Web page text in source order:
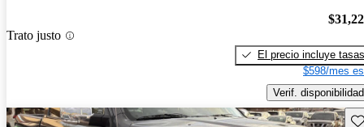
Trato justo
El precio incluye tasas
$598/mes
Verif. disponibilidad